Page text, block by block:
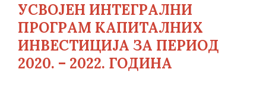
УСВОЈЕН ИНТЕГРАЛНИ
ПРОГРАМ КАПИТАЛНИХ
ИНВЕСТИЦИЈА ЗА ПЕРИОД
2020. – 2022. ГОДИНА